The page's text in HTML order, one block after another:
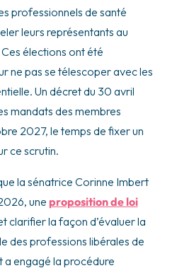
professionnels de santé
leurs représentants au
élections ont été
ne pas se télescoper avec les
Un décret du 30 avril
mandats des membres
2027, le temps de fixer un
ce scrutin.
la sénatrice Corinne Imbert
une proposition de loi
clarifier la façon d’évaluer la
des professions libérales de
engagé la procédure